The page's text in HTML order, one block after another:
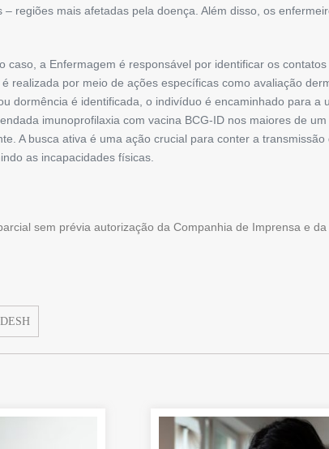
regiões mais afetadas pela doença. Além disso, os
caso, a Enfermagem é responsável por identificar os
realizada por meio de ações específicas como avaliação
dormência é identificada, o indivíduo é encaminhado para
imunoprofilaxia com vacina BCG-ID nos maiores de
A busca ativa é uma ação crucial para conter a
as incapacidades físicas.
sem prévia autorização da Companhia de Imprensa e da